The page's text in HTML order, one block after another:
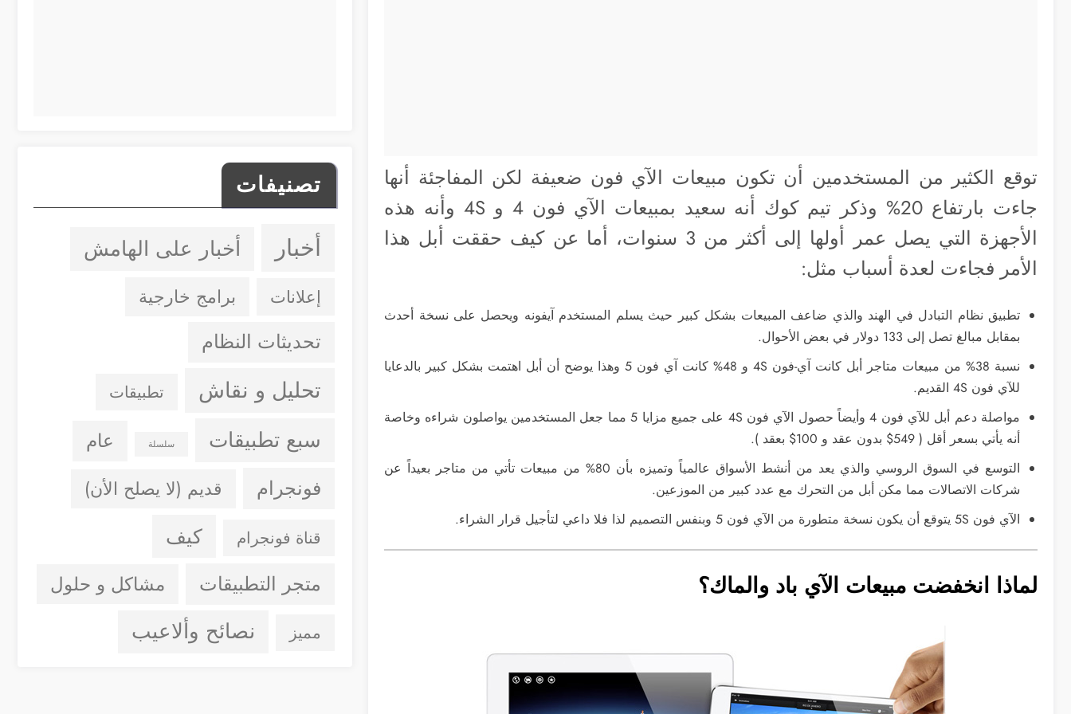
توقع الكثير من المستخدمين أن تكون مبيعات الآي فون ضعيفة لكن المفاجئة أنها
جاءت بارتفاع 20% وذكر تيم كوك أنه سعيد بمبيعات الآي فون 4 و 4S وأنه هذه
الأجهزة التي يصل عمر أولها إلى أكثر من 3 سنوات، أما عن كيف حققت أبل هذا
الأمر فجاءت لعدة أسباب مثل:
تطبيق نظام التبادل في الهند والذي ضاعف المبيعات بشكل كبير حيث يسلم المستخدم آيفونه ويحصل على نسخة أحدث
بمقابل مبالغ تصل إلى 133 دولار في بعض الأحوال.
نسبة 38% من مبيعات متاجر أبل كانت آي-فون 4S و 48% كانت آي فون 5 وهذا يوضح أن أبل اهتمت بشكل كبير بالدعايا
للآي فون 4S القديم.
مواصلة دعم أبل للآي فون 4 وأيضاً حصول الآي فون 4S على جميع مزايا 5 مما جعل المستخدمين يواصلون شراءه وخاصة
أنه يأتي بسعر أقل ( 549$ بدون عقد و 100$ بعقد ).
التوسع في السوق الروسي والذي يعد من أنشط الأسواق عالمياً وتميزه بأن 80% من مبيعات تأتي من متاجر بعيداً عن
شركات الاتصالات مما مكن أبل من التحرك مع عدد كبير من الموزعين.
الآي فون 5S يتوقع أن يكون نسخة متطورة من الآي فون 5 وبنفس التصميم لذا فلا داعي لتأجيل قرار الشراء.
لماذا انخفضت مبيعات الآي باد والماك؟
تصنيفات
أخبار أخبار على الهامش
إعلانات برامج خارجية
تحديثات النظام
تحليل و نقاش تطبيقات
سبع تطبيقات سلسلة عام
فونجرام قديم (لا يصلح الأن)
قناة فونجرام كيف
متجر التطبيقات مشاكل و حلول
مميز نصائح وألاعيب